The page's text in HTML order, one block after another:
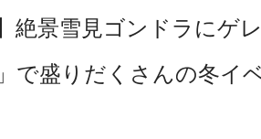
絶景雪見ゴンドラにゲ
で盛りだくさんの冬イ